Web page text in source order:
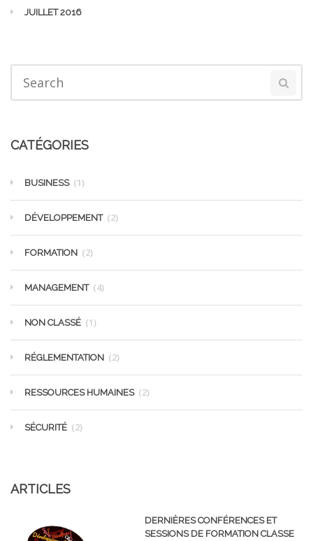
JUILLET 2016
CATÉGORIES
BUSINESS (1)
DÉVELOPPEMENT (2)
FORMATION (2)
MANAGEMENT (4)
NON CLASSÉ (1)
RÉGLEMENTATION (2)
RESSOURCES HUMAINES (2)
SÉCURITÉ (2)
ARTICLES
DERNIÈRES CONFÉRENCES ET
SESSIONS DE FORMATION CLASSE